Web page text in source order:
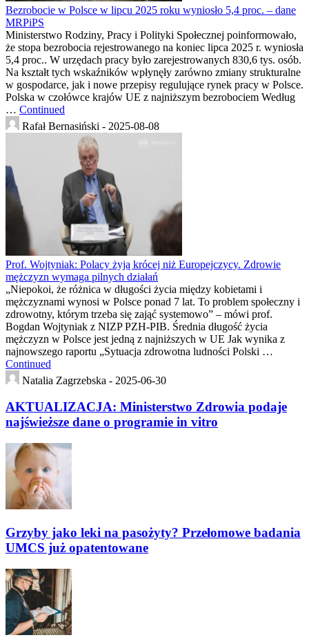
Bezrobocie w Polsce w lipcu 2025 roku wyniosło 5,4 proc. – dane
MRPiPS
Ministerstwo Rodziny, Pracy i Polityki Społecznej poinformowało,
że stopa bezrobocia rejestrowanego na koniec lipca 2025 r. wyniosła
5,4 proc.. W urzędach pracy było zarejestrowanych 830,6 tys. osób.
Na kształt tych wskaźników wpłynęły zarówno zmiany strukturalne
w gospodarce, jak i nowe przepisy regulujące rynek pracy w Polsce.
Polska w czołówce krajów UE z najniższym bezrobociem Według
… Continued
Rafał Bernasiński - 2025-08-08
Prof. Wojtyniak: Polacy żyją krócej niż Europejczycy. Zdrowie
mężczyzn wymaga pilnych działań
„Niepokoi, że różnica w długości życia między kobietami i
mężczyznami wynosi w Polsce ponad 7 lat. To problem społeczny i
zdrowotny, którym trzeba się zająć systemowo” – mówi prof.
Bogdan Wojtyniak z NIZP PZH-PIB. Średnia długość życia
mężczyzn w Polsce jest jedną z najniższych w UE Jak wynika z
najnowszego raportu „Sytuacja zdrowotna ludności Polski …
Continued
Natalia Zagrzebska - 2025-06-30
AKTUALIZACJA: Ministerstwo Zdrowia podaje
najświeższe dane o programie in vitro
Grzyby jako leki na pasożyty? Przełomowe badania
UMCS już opatentowane